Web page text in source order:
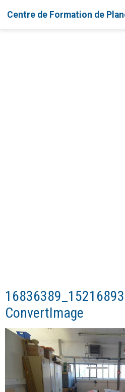
Centre de Formation de
ConvertImage